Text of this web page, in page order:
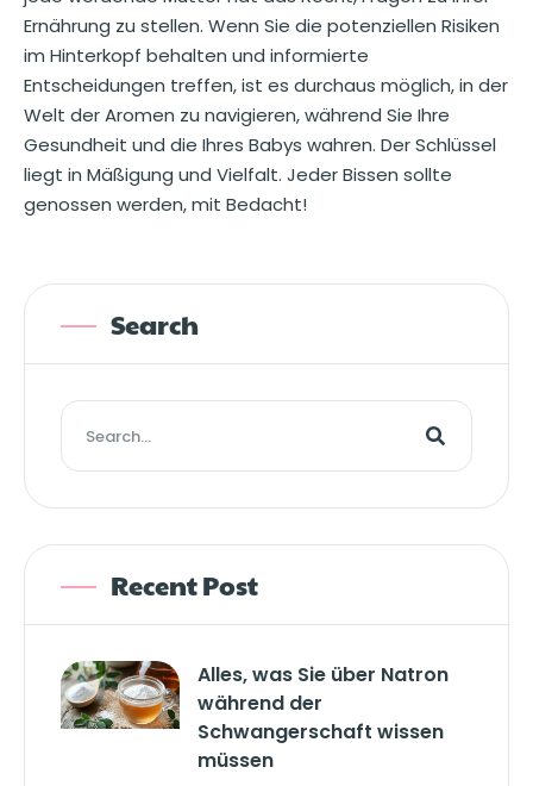
Ernährung zu stellen. Wenn Sie die potenziellen Risiken
im Hinterkopf behalten und informierte
Entscheidungen treffen, ist es durchaus möglich, in der
Welt der Aromen zu navigieren, während Sie Ihre
Gesundheit und die Ihres Babys wahren. Der Schlüssel
liegt in Mäßigung und Vielfalt. Jeder Bissen sollte
genossen werden, mit Bedacht!
Search
Recent Post
Alles, was Sie über Natron
während der
Schwangerschaft wissen
müssen